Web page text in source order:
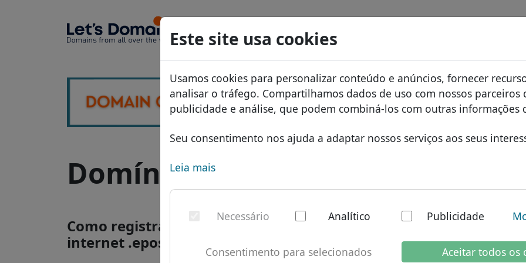
Este site usa cookies
Usamos cookies para personalizar conteúdo e anúncios, fornecer
analisar o tráfego. Compartilhamos dados de uso com nossos parceiros
publicidade e análise, que podem combiná-los com outras informações
Seu consentimento nos ajuda a adaptar nossos serviços aos seus
Leia mais
Necessário Analítico Publicidade
Consentimento para selecionados Aceitar todos os
Domínios
Banco de dados de domínios
domínios africanos
domínios asiáticos
domínios europeus
domínios norte-
domínios
Lista de preços
Descontos
Pesquisar
ID Protect
Hospedagem DNS
WHOIS
Por
Domínio .epost - Novos TLDs
Como registrar um domínio de
internet .epost?
.epost
Status atual do domínio:O.epost